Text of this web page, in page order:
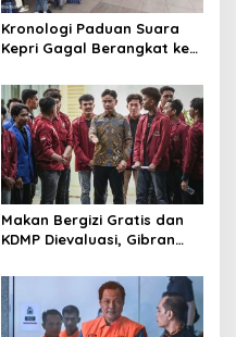
Kronologi Paduan Suara
Kepri Gagal Berangkat ke
Makan Bergizi Gratis dan
KDMP Dievaluasi, Gibran
Diperbaiki